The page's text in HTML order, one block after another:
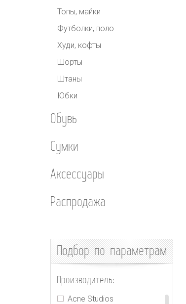
Топы, майки
Футболки, поло
Худи, кофты
Шорты
Штаны
Юбки
Обувь
Сумки
Аксессуары
Распродажа
Подборпо параметрам
Производитель:
Acne Studios